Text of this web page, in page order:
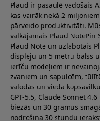
Plaud ir pasaulē vadošais
kas vairāk nekā 2
pārveido produktivitāti.
valkājamais Plaud NotePin
Plaud Note un uzlabotais
displeju un 5 metru balss
ierīču modeļiem ir
zvaniem un sapulcēm,
valodās un vieda
GPT-5.5, Claude Sonnet
biezās un 30 gramus
nodrošina 30 stundu